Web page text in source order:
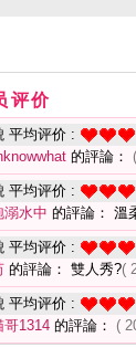
评价
平均评价 :
的評論：
平均评价 :
溺水中 的評論： 溫
平均评价 :
的評論： 雙人秀?(
平均评价 :
哥1314 的評論： (